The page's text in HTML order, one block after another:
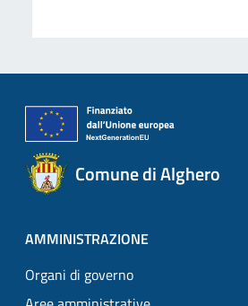
Comune di Alghero
AMMINISTRAZIONE
Organi di governo